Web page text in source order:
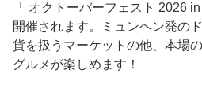
「 オクトーバーフェスト 2026
開催されます。ミュンヘン発の
貨を扱うマーケットの他、本場
グルメが楽しめます！